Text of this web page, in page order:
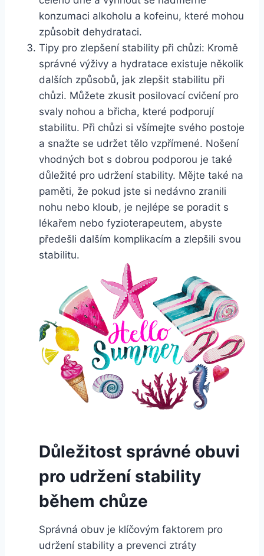
konzumaci alkoholu a kofeinu, které mohou
způsobit dehydrataci.
Tipy pro zlepšení stability při chůzi: Kromě
správné výživy a hydratace existuje několik
dalších způsobů, jak zlepšit stabilitu při
chůzi. Můžete zkusit posilovací cvičení pro
svaly nohou a břicha, které podporují
stabilitu. Při chůzi si všímejte svého postoje
a snažte se udržet tělo vzpřímené. Nošení
vhodných bot s dobrou podporou je také
důležité pro udržení stability. Mějte také na
paměti, že pokud jste si nedávno zranili
nohu nebo kloub, je nejlépe se poradit s
lékařem nebo fyzioterapeutem, abyste
předešli dalším komplikacím a zlepšili svou
stabilitu.
Důležitost správné obuvi
pro udržení stability
během chůze
Správná obuv je klíčovým faktorem pro
udržení stability a prevenci ztráty